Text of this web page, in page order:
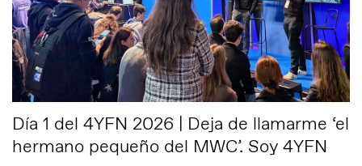
Día 1 del 4YFN 2026 | Deja de llamarme ‘el
hermano pequeño del MWC’. Soy 4YFN